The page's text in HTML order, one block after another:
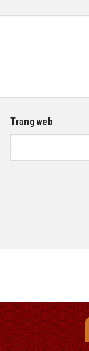
Trang web